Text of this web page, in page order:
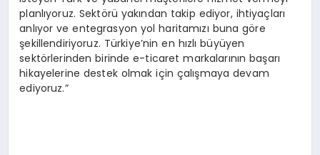
planlıyoruz. Sektörü yakından takip ediyor, ihtiyaçları
anlıyor ve entegrasyon yol haritamızı buna göre
şekillendiriyoruz. Türkiye’nin en hızlı büyüyen
sektörlerinden birinde e-ticaret markalarının başarı
hikayelerine destek olmak için çalışmaya devam
ediyoruz.”